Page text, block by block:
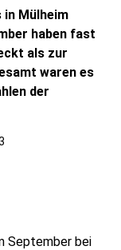
in Mülheim
haben fast
als zur
waren es
der
September bei